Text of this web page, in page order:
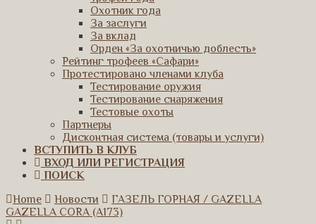
Охотник года
За заслуги
За вклад
Орден «За охотничью доблесть»
Рейтинг трофеев «Сафари»
Протестировано членами клуба
Тестирование оружия
Тестирование снаряжения
Тестовые охоты
Партнеры
Дисконтная система (товары и услуги)
ВСТУПИТЬ В КЛУБ
ВХОД ИЛИ РЕГИСТРАЦИЯ
ПОИСК
Home
Новости
ГАЗЕЛЬ ГОРНАЯ / GAZELLA
GAZELLA CORA (A173)